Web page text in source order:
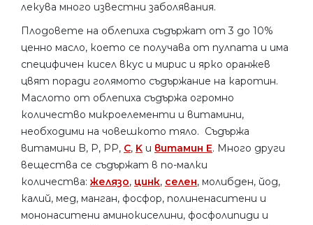
лекува много известни заболявания.
Плодовете на облепиха съдържат от 3 до 10%
ценно масло, което се получава от пулпата и има
специфичен кисел вкус и мирис и ярко оранжев
цвят поради голямото съдържание на каротин.
Маслото от облепиха съдържа огромно
количество микроелементи и витамини,
необходими на човешкото тяло. Съдържа
витамини B, P, PP, C, K и витамин E. Много други
вещества се съдържат в по-малки
количества: желязо, цинк, селен, молибден, йод,
калий, мед, манган, фосфор, полиненаситени и
мононаситени аминокиселини, фосфолипиди и